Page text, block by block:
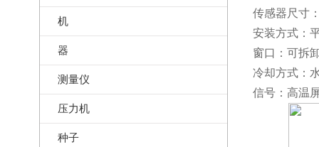
机
器
测量仪
压力机
种子
传感器尺寸
安装方式：
窗口：可拆
冷却方式：
信号：高温